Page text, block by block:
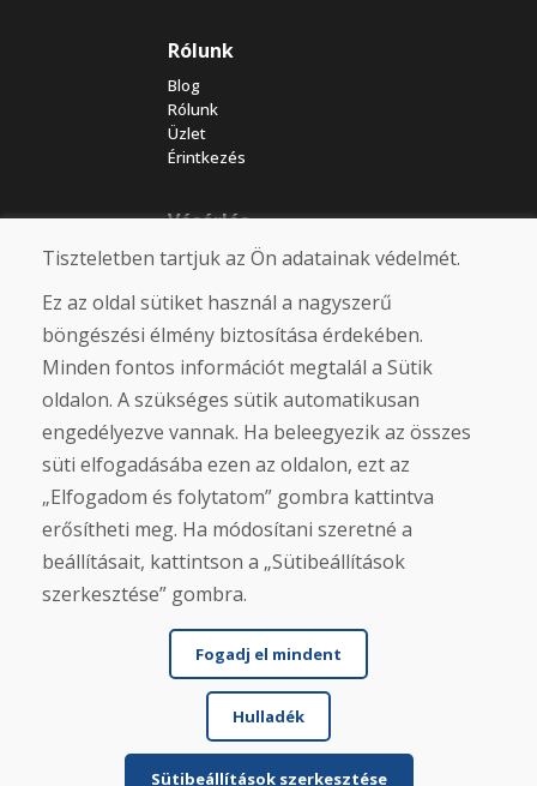
Rólunk
Blog
Rólunk
Üzlet
Érintkezés
Vásárlás
Eshop
Szállítás
Fizetés
Panasz
Áruk visszaküldése és cseréje
Adatvédelmi irányelvek
Cookies
Közösségi hálózatok
© DOMIVOSPORT 2026, minden jog fenntartva
Tiszteletben tartjuk az Ön adatainak védelmét.
Ez az oldal sütiket használ a nagyszerű
böngészési élmény biztosítása érdekében.
Minden fontos információt megtalál a Sütik
oldalon. A szükséges sütik automatikusan
engedélyezve vannak. Ha beleegyezik az összes
süti elfogadásába ezen az oldalon, ezt az
„Elfogadom és folytatom” gombra kattintva
erősítheti meg. Ha módosítani szeretné a
beállításait, kattintson a „Sütibeállítások
szerkesztése” gombra.
Fogadj el mindent
Hulladék
Sütibeállítások szerkesztése